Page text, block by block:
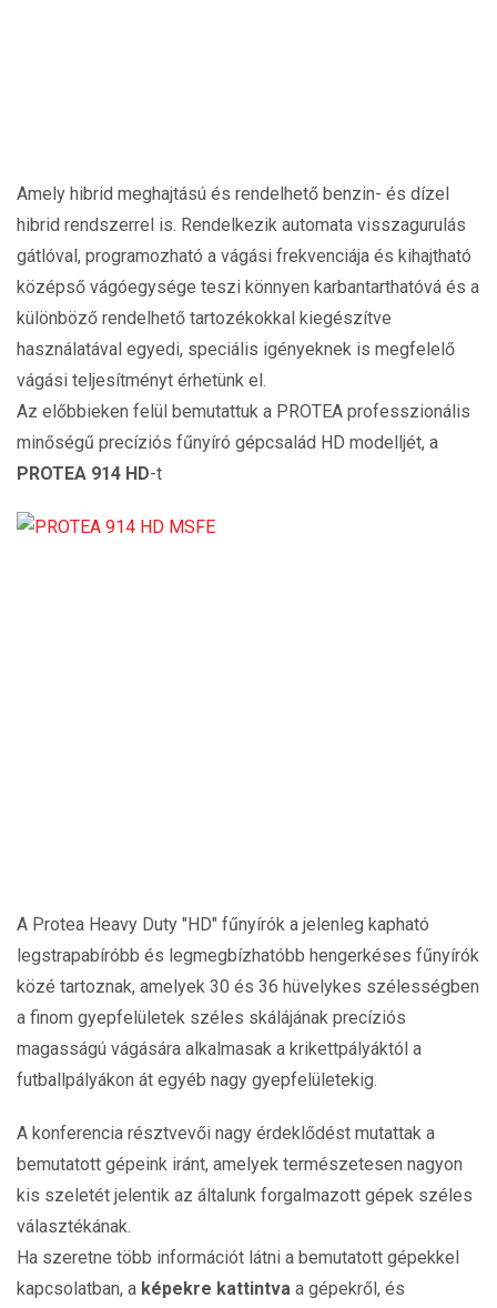
Amely hibrid meghajtású és rendelhető benzin- és dízel
hibrid rendszerrel is. Rendelkezik automata visszagurulás
gátlóval, programozható a vágási frekvenciája és kihajtható
középső vágóegysége teszi könnyen karbantarthatóvá és a
különböző rendelhető tartozékokkal kiegészítve
használatával egyedi, speciális igényeknek is megfelelő
vágási teljesítményt érhetünk el.
Az előbbieken felül bemutattuk a PROTEA professzionális
minőségű precíziós fűnyíró gépcsalád HD modelljét, a
PROTEA 914 HD-t
A Protea Heavy Duty "HD" fűnyírók a jelenleg kapható
legstrapabíróbb és legmegbízhatóbb hengerkéses fűnyírók
közé tartoznak, amelyek 30 és 36 hüvelykes szélességben
a finom gyepfelületek széles skálájának precíziós
magasságú vágására alkalmasak a krikettpályáktól a
futballpályákon át egyéb nagy gyepfelületekig.
A konferencia résztvevői nagy érdeklődést mutattak a
bemutatott gépeink iránt, amelyek természetesen nagyon
kis szeletét jelentik az általunk forgalmazott gépek széles
választékának.
Ha szeretne több információt látni a bemutatott gépekkel
kapcsolatban, a képekre kattintva a gépekről, és